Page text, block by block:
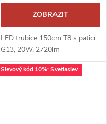
ZOBRAZIT
LED trubice 150cm T8 s paticí
G13, 20W, 2720lm
Slevový kód 10%: Svetlaslev